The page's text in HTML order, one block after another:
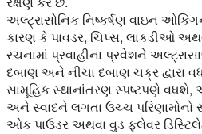
અલ્ટ્રાસોનિક નિષ્કર્ષણ વાઇન
કારણ કે પાવડર, ચિપ્સ, લાકડીઓ
રચનામાં પ્રવાહીના પ્રવેશને
દબાણ અને નીચા દબાણ ચક્ર દ્વારા
સામૂહિક સ્થાનાંતરણ સ્પષ્ટપણે
અને સ્વાદને લગતા ઉચ્ચ પરિણામોનો
ઓક પાઉડર અથવા વુડ ફ્લેવર